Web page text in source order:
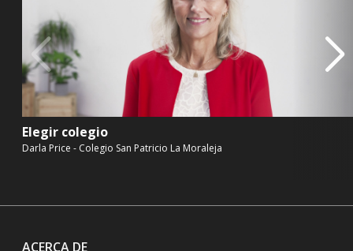
Elegir colegio
Darla Price - Colegio San Patricio La Moraleja
ACERCA DE